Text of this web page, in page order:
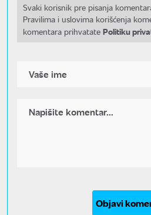
Svaki korisnik pre pisanja
Pravilima i uslovima korišćenja
komentara prihvatate Politiku
Objavi